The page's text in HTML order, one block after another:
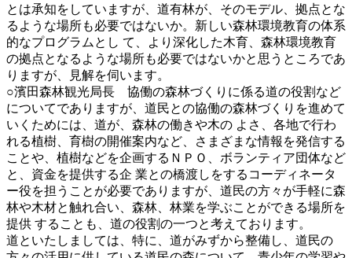
とは承知をしていますが、道有林が、そのモデル、拠点とな
るような場所も必要ではないか。新しい森林環境教育の体系
的なプログラムとし て、より深化した木育、森林環境教育
の拠点となるような場所も必要ではないかと思うところであ
りますが、見解を伺います。
○濱田森林観光局長 協働の森林づくりに係る道の役割など
についてでありますが、道民との協働の森林づくりを進めて
いくためには、道が、森林の働きや木の よさ、各地で行わ
れる植樹、育樹の開催案内など、さまざまな情報を発信する
ことや、植樹などを企画するＮＰＯ、ボランティア団体など
と、資金を提供する企 業との橋渡しをするコーディネータ
ー役を担うことが必要でありますが、道民の方々が手軽に森
林や木材と触れ合い、森林、林業を学ぶことができる場所を
提供 することも、道の役割の一つと考えております。
道といたしましては、特に、道がみずから整備し、道民の